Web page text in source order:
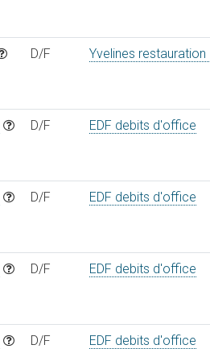
D/F Yvelines restauration
D/F EDF debits d'office
D/F EDF debits d'office
D/F EDF debits d'office
D/F EDF debits d'office